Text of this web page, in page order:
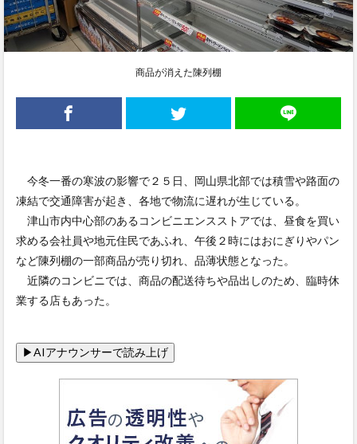
商品が消えた陳列棚
今冬一番の寒波の影響で２５日、岡山県北部では積雪や路面の
凍結で交通障害が起き、各地で物流に遅れが生じている。
津山市内中心部のあるコンビニエンスストアでは、昼食を買い
求める会社員や地元住民であふれ、午後２時にはおにぎりやパン
など陳列棚の一部商品が売り切れ、品薄状態となった。
近隣のコンビニでは、商品の配送待ちや品出しのため、臨時休
業する店もあった。